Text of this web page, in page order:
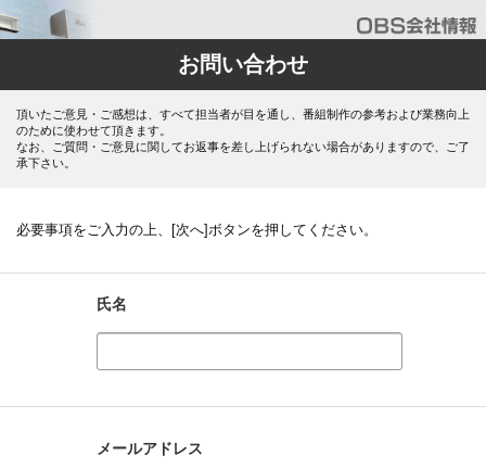
お問い合わせ
頂いたご意見・ご感想は、すべて担当者が目を通し、番組制作の参考および業務向上
のために使わせて頂きます。
なお、ご質問・ご意見に関してお返事を差し上げられない場合がありますので、ご了
承下さい。
必要事項をご入力の上、[次へ]ボタンを押してください。
氏名
メールアドレス